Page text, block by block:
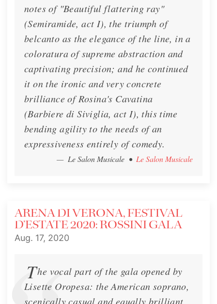
notes of "Beautiful flattering ray"
(Semiramide, act I), the triumph of
belcanto as the elegance of the line, in a
coloratura of supreme abstraction and
captivating precision; and he continued
it on the ironic and very concrete
brilliance of Rosina's Cavatina
(Barbiere di Siviglia, act I), this time
bending agility to the needs of an
expressiveness entirely of comedy.
— Le Salon Musicale • Le Salon Musicale
ARENA DI VERONA, FESTIVAL
D’ESTATE 2020: ROSSINI GALA
Aug. 17, 2020
The vocal part of the gala opened by
Lisette Oropesa: the American soprano,
scenically casual and equally brilliant